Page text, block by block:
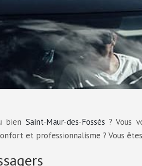
bien Saint-Maur-des-Fossés ? Vous
et professionnalisme ? Vous